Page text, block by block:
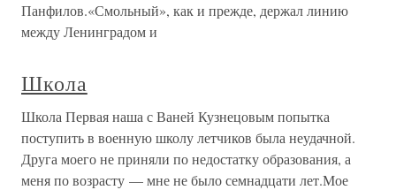
Панфилов.«Смольный», как и прежде, держал линию
между Ленинградом и
Школа
Школа Первая наша с Ваней Кузнецовым попытка
поступить в военную школу летчиков была неудачной.
Друга моего не приняли по недостатку образования, а
меня по возрасту — мне не было семнадцати лет.Мое